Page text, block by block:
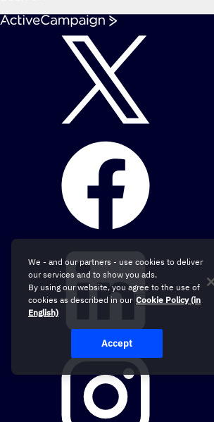
We - and our partners - use cookies to deliver
our services and to show you ads.
By using our website, you agree to the use of
cookies as described in our Cookie Policy (in
English)
Accept